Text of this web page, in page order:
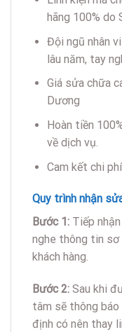
hãng 100% do
Đội ngũ nhân
lâu năm, tay
Giá sửa chữa
Dương
Hoàn tiền
về dịch vụ.
Cam kết chi
Quy trình nhận
Bước 1: Tiếp
nghe thông tin
khách hàng.
Bước 2: Sau khi
tâm sẽ thông báo
định có nên thay